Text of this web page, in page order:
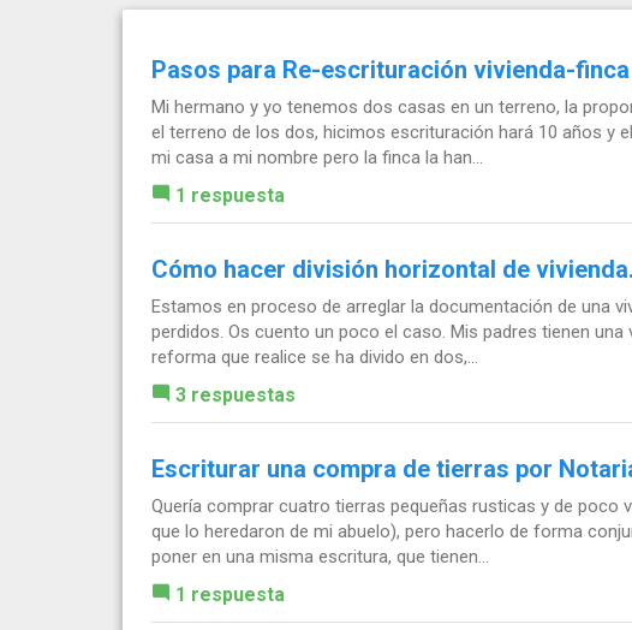
Pasos para Re-escrituración vivienda-finca
Mi hermano y yo tenemos dos casas en un terreno, la
el terreno de los dos, hicimos escrituración hará 10 años y
mi casa a mi nombre pero la finca la han...
1 respuesta
Cómo hacer división horizontal de vivienda.
Estamos en proceso de arreglar la documentación de una
perdidos. Os cuento un poco el caso. Mis padres tienen
reforma que realice se ha divido en dos,...
3 respuestas
Escriturar una compra de tierras por
Quería comprar cuatro tierras pequeñas rusticas y de
que lo heredaron de mi abuelo), pero hacerlo de forma
poner en una misma escritura, que tienen...
1 respuesta